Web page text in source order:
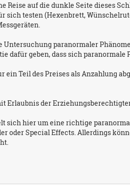
Reise auf die dunkle Seite dieses
sich testen (Hexenbrett,
Untersuchung paranormaler
dafür geben, dass sich paranormale
ein Teil des Preises als Anzahlung
Erlaubnis der
sich hier um eine richtige
oder Special Effects. Allerdings